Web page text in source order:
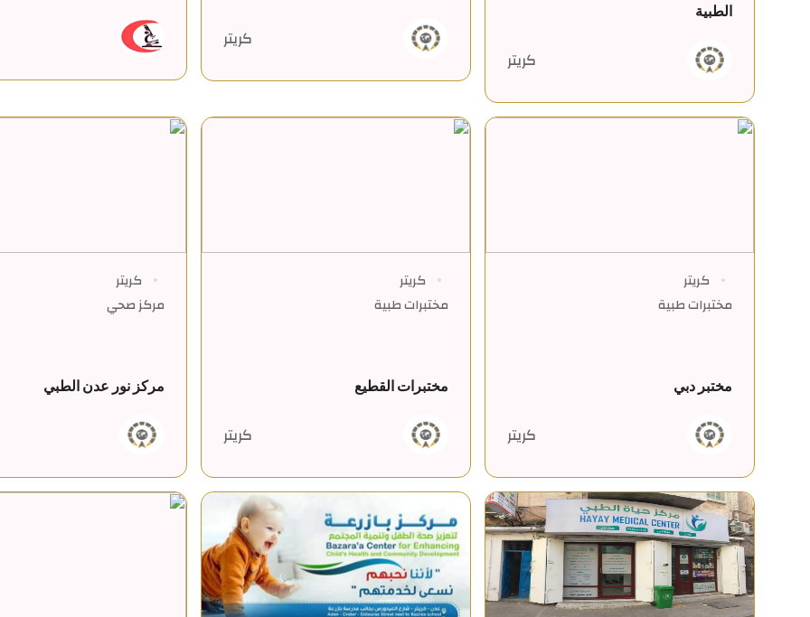
الطبية
كريتر
كريتر
كريتر
مختبرات طبية
مختبر دبي
كريتر
كريتر
مختبرات طبية
مختبرات القطيع
كريتر
كريتر
مركز صحي
مركز نور عدن الطبي